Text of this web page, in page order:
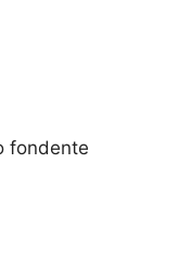
fondente